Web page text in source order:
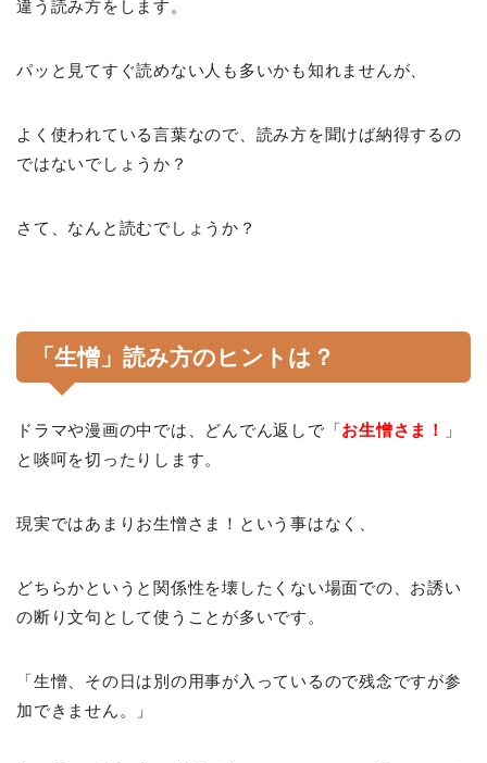
違う読み方をします。
パッと見てすぐ読めない人も多いかも知れませんが、
よく使われている言葉なので、読み方を聞けば納得するの
ではないでしょうか？
さて、なんと読むでしょうか？
「生憎」読み方のヒントは？
ドラマや漫画の中では、どんでん返しで「お生憎さま！
」
と啖呵を切ったりします。
現実ではあまりお生憎さま！という事はなく、
どちらかというと関係性を壊したくない場面での、お誘い
の断り文句として使うことが多いです。
「生憎、その日は別の用事が入っているので残念ですが参
加できません。」